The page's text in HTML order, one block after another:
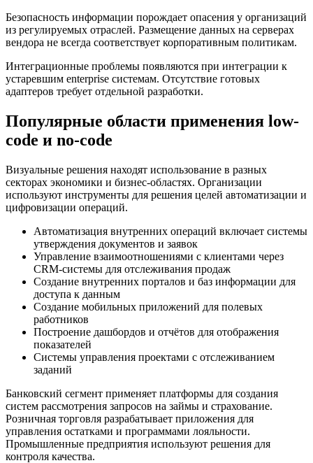
Безопасность информации порождает опасения у организаций
из регулируемых отраслей. Размещение данных на серверах
вендора не всегда соответствует корпоративным политикам.
Интеграционные проблемы появляются при интеграции к
устаревшим enterprise системам. Отсутствие готовых
адаптеров требует отдельной разработки.
Популярные области применения low-
code и no-code
Визуальные решения находят использование в разных
секторах экономики и бизнес-областях. Организации
используют инструменты для решения целей автоматизации и
цифровизации операций.
Автоматизация внутренних операций включает системы
утверждения документов и заявок
Управление взаимоотношениями с клиентами через
CRM-системы для отслеживания продаж
Создание внутренних порталов и баз информации для
доступа к данным
Создание мобильных приложений для полевых
работников
Построение дашбордов и отчётов для отображения
показателей
Системы управления проектами с отслеживанием
заданий
Банковский сегмент применяет платформы для создания
систем рассмотрения запросов на займы и страхование.
Розничная торговля разрабатывает приложения для
управления остатками и программами лояльности.
Промышленные предприятия используют решения для
контроля качества.